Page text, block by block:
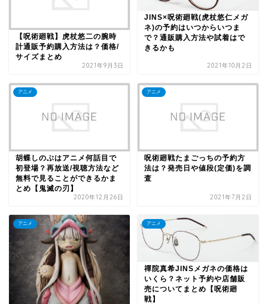
【呪術廻戦】虎杖悠二の腕時
計通販予約購入方法は？価格/
サイズまとめ
2021年9月3日
JINS×呪術廻戦(虎杖悠仁メガ
ネ)の予約はいつからいつま
で？通販購入方法や試着はで
きるかも
2021年10月2日
アニメ
胡蝶しのぶはアニメ何話目で
初登場？再放送/視聴方法など
無料で見ることができるかま
とめ【鬼滅の刃】
2020年12月26日
アニメ
呪術廻戦たまごっちの予約方
法は？発売日や値段(定価)を調
査
2021年7月2日
アニメ アニメ
禪院真希JINSメガネの価格は
いくら？ネット予約や店舗販
売についてまとめ【呪術廻
戦】